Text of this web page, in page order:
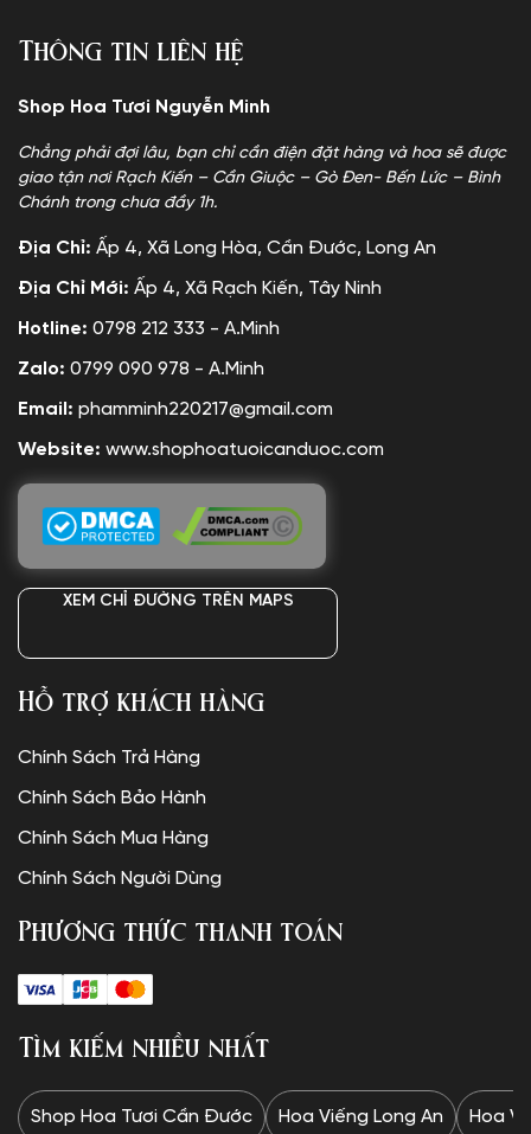
Thông tin liên hệ
Shop Hoa Tươi Nguyễn Minh
Chẳng phải đợi lâu, bạn chỉ cần điện đặt hàng và hoa sẽ được
giao tận nơi Rạch Kiến – Cần Giuộc – Gò Đen- Bến Lức – Bình
Chánh trong chưa đầy 1h.
Địa Chỉ: Ấp 4, Xã Long Hòa, Cần Đước, Long An
Địa Chỉ Mới: Ấp 4, Xã Rạch Kiến, Tây Ninh
Hotline: 0798 212 333 - A.Minh
Zalo: 0799 090 978 - A.Minh
Email: phamminh220217@gmail.com
Website: www.shophoatuoicanduoc.com
XEM CHỈ ĐƯỜNG TRÊN MAPS
Hỗ trợ khách hàng
Chính Sách Trả Hàng
Chính Sách Bảo Hành
Chính Sách Mua Hàng
Chính Sách Người Dùng
Phương thức thanh toán
Tìm kiếm nhiều nhất
Shop Hoa Tươi Cần Đước Hoa Viếng Long An Hoa